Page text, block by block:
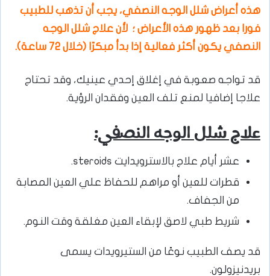
هذه أعراض شلل الوجه النصفي، يجب أن تذهب للطبيب
فورا بعد ظهور هذه الأعراض ؛ لأن علاج شلل الوجه
النصفي يكون أكثر فعالية إذا بدأ مبكرًا (خلال 72 ساعة).
قد تواجه صعوبة في إغلاق إحدي عينيك، وقد تحتاج
علاجا إضافيا لمنع تلف العين وفقدان الرؤية.
علاج شلل الوجه النصفي:
عشر أيام علاج بالاسترويدايت steroids.
قطرات للعين أو مراهم للحفاظ علي العين المصابة
من الجفاف.
شريط طبي لاصق لإبقاء العين مغلقة وقت النوم.
قد يصف الطبيب نوعًا من الستيرويدات يسمى
بريدنيزولون.